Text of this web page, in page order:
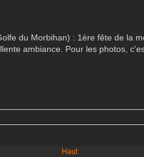
du Morbihan) : 1ère fête de la
ambiance. Pour les photos,
Haut